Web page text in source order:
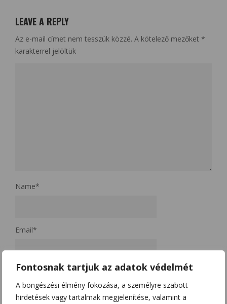
Fontosnak tartjuk az adatok védelmét
A böngészési élmény fokozása, a személyre szabott
hirdetések vagy tartalmak megjelenítése, valamint a
LEAVE A REPLY
Az e-mail címet nem tesszük közzé. A kötelező mezőket *
karakterrel jelöltük
Name*
Email*
Website